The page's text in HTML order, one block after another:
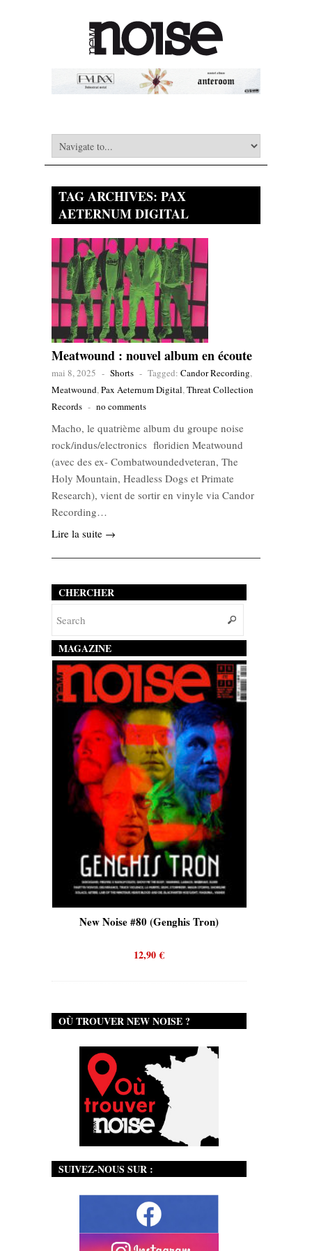
TAG ARCHIVES: PAX
AETERNUM DIGITAL
Meatwound : nouvel album en écoute
mai 8, 2025 - Shorts - Tagged: Candor Recording,
Meatwound,Pax Aeternum Digital,Threat Collection
Records - no comments
Macho, le quatrième album du groupe noise
rock/indus/electronics floridien Meatwound
(avec des ex- Combatwoundedveteran, The
Holy Mountain, Headless Dogs et Primate
Research), vient de sortir en vinyle via Candor
Recording…
Lire la suite →
CHERCHER
MAGAZINE
New Noise #80 (Genghis Tron)
12,90€
OÙ TROUVER NEW NOISE ?
SUIVEZ-NOUS SUR :